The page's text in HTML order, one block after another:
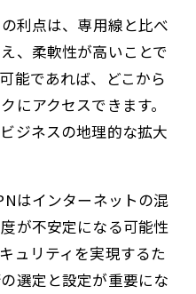
利点は、専用線と比べ
、柔軟性が高いことで
能であれば、どこから
にアクセスできます。
ジネスの地理的な拡大
はインターネットの混
が不安定になる可能性
ュリティを実現するた
選定と設定が重要にな